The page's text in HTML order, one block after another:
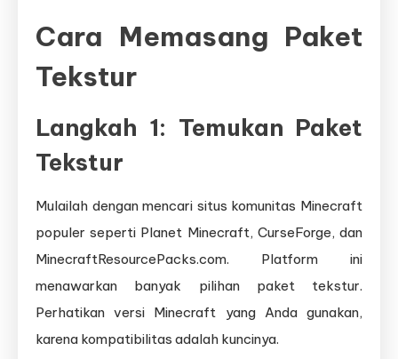
Cara Memasang Paket
Tekstur
Langkah 1: Temukan Paket
Tekstur
Mulailah dengan mencari situs komunitas Minecraft
populer seperti Planet Minecraft, CurseForge, dan
MinecraftResourcePacks.com. Platform ini
menawarkan banyak pilihan paket tekstur.
Perhatikan versi Minecraft yang Anda gunakan,
karena kompatibilitas adalah kuncinya.